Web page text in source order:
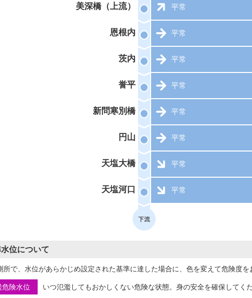
美深橋（上流） 平常
恩根内 平常
茨内 平常
誉平 平常
新問寒別橋 平常
円山 平常
天塩大橋 平常
天塩河口 平常
位について
所で、水位があらかじめ設定された基準に達した場合に、色を変えて危険度を
危険水位 いつ氾濫してもおかしくない危険な状態。身の安全を確保してくだ